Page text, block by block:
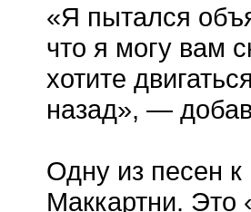
«Я пытался
что я могу вам
хотите
назад», —
Одну из песен
Маккартни. Это